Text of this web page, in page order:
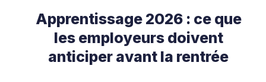
Apprentissage 2026 : ce que
les employeurs doivent
anticiper avant la rentrée